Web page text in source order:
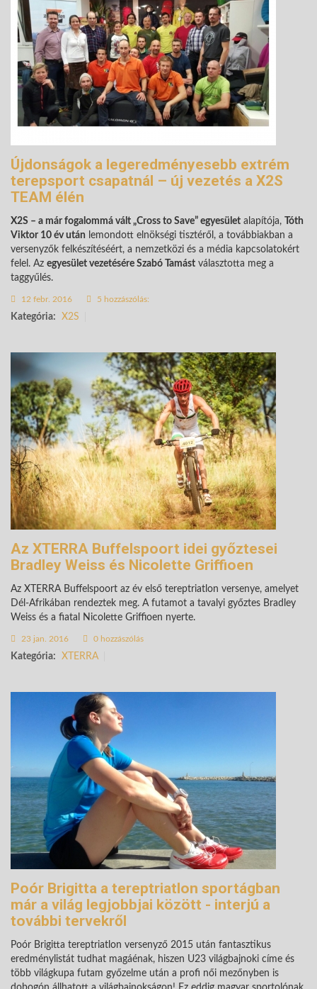
Újdonságok a legeredményesebb extrém
terepsport csapatnál – új vezetés a X2S
TEAM élén
X2S – a már fogalommá vált „Cross to Save” egyesület alapítója, Tóth
Viktor 10 év után lemondott elnökségi tisztéről, a továbbiakban a
versenyzők felkészítéséért, a nemzetközi és a média kapcsolatokért
felel. Az egyesület vezetésére Szabó Tamást választotta meg a
taggyűlés.
12 febr. 2016 5 hozzászólás:
Kategória: X2S
Az XTERRA Buffelspoort idei győztesei
Bradley Weiss és Nicolette Griffioen
Az XTERRA Buffelspoort az év első tereptriatlon versenye, amelyet
Dél-Afrikában rendeztek meg. A futamot a tavalyi győztes Bradley
Weiss és a fiatal Nicolette Griffioen nyerte.
23 jan. 2016 0 hozzászólás
Kategória: XTERRA
Poór Brigitta a tereptriatlon sportágban
már a világ legjobbjai között - interjú a
további tervekről
Poór Brigitta tereptriatlon versenyző 2015 után fantasztikus
eredménylistát tudhat magáénak, hiszen U23 világbajnoki címe és
több világkupa futam győzelme után a profi női mezőnyben is